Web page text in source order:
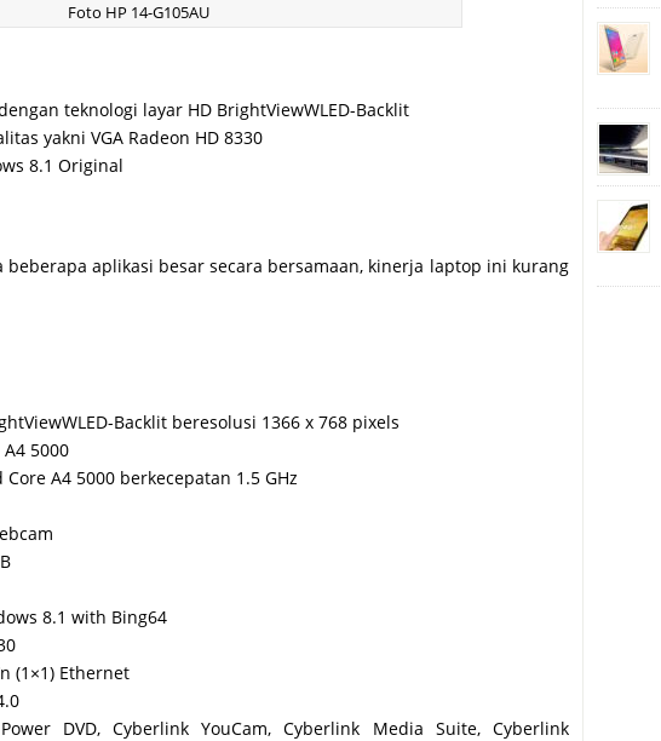
Foto HP 14-G105AU
teknologi layar HD BrightViewWLED-Backlit
yakni VGA Radeon HD 8330
8.1 Original
aplikasi besar secara bersamaan, kinerja laptop ini kurang
Backlit beresolusi 1366 x 768 pixels
5000
A4 5000 berkecepatan 1.5 GHz
8.1 with Bing64
(1×1) Ethernet
DVD, Cyberlink YouCam, Cyberlink Media Suite, Cyberlink